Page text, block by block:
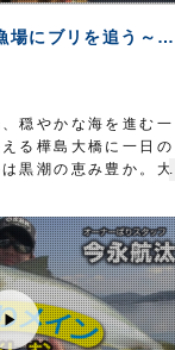
#389 長崎半島の好漁場にブリを追う～ライトタックルを駆使する落とし込み釣り～
穏やかな海を進む一
る樺島大橋に一日の
黒潮の恵み豊か。大
釣りで挑むのは、野
た小川龍喜さん。漁
キロ超えの大物を、
釣り上げる。
ニックを要する奥深